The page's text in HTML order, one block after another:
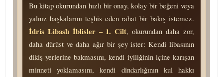
Bu kitap okurundan hızlı bir onay, kolay bir beğeni veya
yalnız başkalarını teşhis eden rahat bir bakış istemez.
İdris Libaslı İblisler – 1. Cilt, okurundan daha zor,
daha dürüst ve daha ağır bir şey ister: Kendi libasının
dikiş yerlerine bakmasını, kendi iyiliğinin içine karışan
minneti yoklamasını, kendi dindarlığının kul hakkı